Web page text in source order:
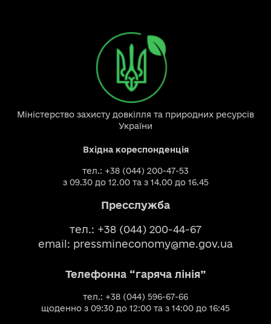
Міністерство захисту довкілля та природних ресурсів
України
Вхідна кореспонденція
тел.: +38 (044) 200-47-53
з 09.30 до 12.00 та з 14.00 до 16.45
Пресслужба
тел.: +38 (044) 200-44-67
email: pressmineconomy@me.gov.ua
Телефонна “гаряча лінія”
тел.: +38 (044) 596-67-66
щоденно з 09:30 до 12:00 та з 14:00 до 16:45